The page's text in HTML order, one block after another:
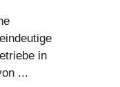
in
...